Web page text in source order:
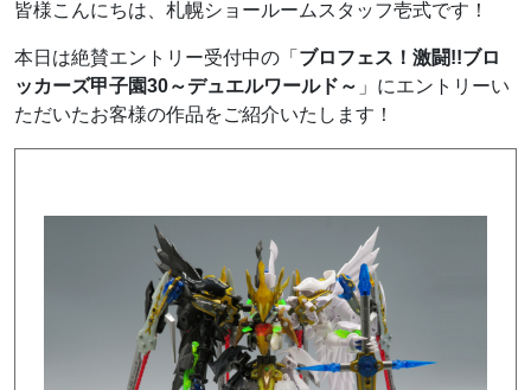
皆様こんにちは、札幌ショールームスタッフ壱式です！
本日は絶賛エントリー受付中の「 ブロフェス！激闘!!ブロ
ッカーズ甲子園30～デュエルワールド～ 」にエントリーい
ただいたお客様の作品をご紹介いたします！